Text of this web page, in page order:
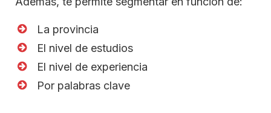
La provincia
El nivel de estudios
El nivel de experiencia
Por palabras clave